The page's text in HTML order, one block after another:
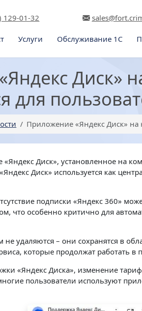
129-01-32
Услуги Обслуживание 1С
Диск»
для
Приложение «Яндекс Диск» на
Диск», установленное на
Диск» используется как
подписки «Яндекс 360»
что особенно критично для
удаляются – они сохранятся в
которые продолжат работать в
«Яндекс Диска», изменение
пользователи используют